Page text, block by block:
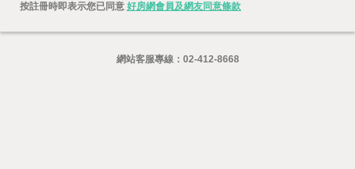
按註冊時即表示您已同意 好房網會員及網友同意條款
網站客服專線： 02-412-8668